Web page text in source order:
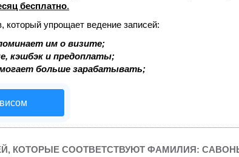
бесплатно.
который упрощает ведение записей:
им о визите;
кэшбэк и предоплаты;
больше зарабатывать;
КОТОРЫЕ СООТВЕТСТВУЮТ ФАМИЛИЯ: